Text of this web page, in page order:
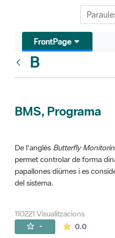
FrontPage
B
BMS, Programa
De l'anglès Butterfly
permet controlar de forma
papallones diürnes i es
del sistema.
110221 Visualitzacions
- 0.0La